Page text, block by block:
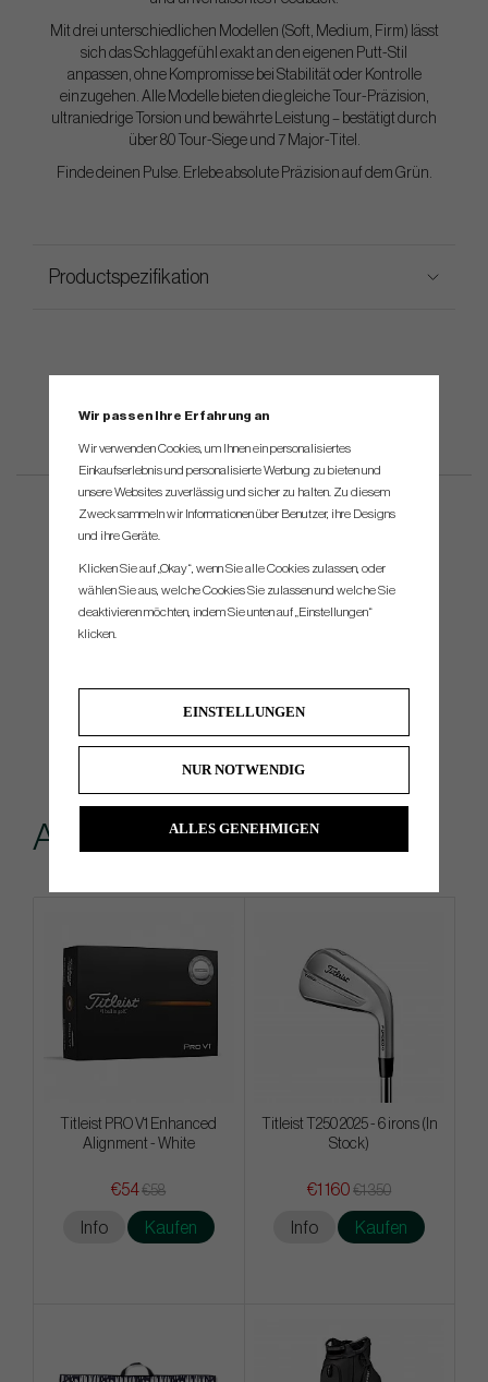
Mit drei unterschiedlichen Modellen (Soft, Medium, Firm) lässt
sich das Schlaggefühl exakt an den eigenen Putt-Stil
anpassen, ohne Kompromisse bei Stabilität oder Kontrolle
einzugehen. Alle Modelle bieten die gleiche Tour-Präzision,
ultraniedrige Torsion und bewährte Leistung – bestätigt durch
über 80 Tour-Siege und 7 Major-Titel.
Finde deinen Pulse. Erlebe absolute Präzision auf dem Grün.
Productspezifikation
Andere kauften...
Titleist PRO V1 Enhanced
Alignment - White
€54€58
Info Kaufen
Titleist T250 2025 - 6 irons (In
Stock)
€1 160 €1 350
Info Kaufen
Wir passen Ihre Erfahrung an
Wir verwenden Cookies, um Ihnen ein personalisiertes
Einkaufserlebnis und personalisierte Werbung zu bieten und
unsere Websites zuverlässig und sicher zu halten. Zu diesem
Zweck sammeln wir Informationen über Benutzer, ihre Designs
und ihre Geräte.
Klicken Sie auf „Okay“, wenn Sie alle Cookies zulassen, oder
wählen Sie aus, welche Cookies Sie zulassen und welche Sie
deaktivieren möchten, indem Sie unten auf „Einstellungen“
klicken.
EINSTELLUNGEN
NUR NOTWENDIG
ALLES GENEHMIGEN